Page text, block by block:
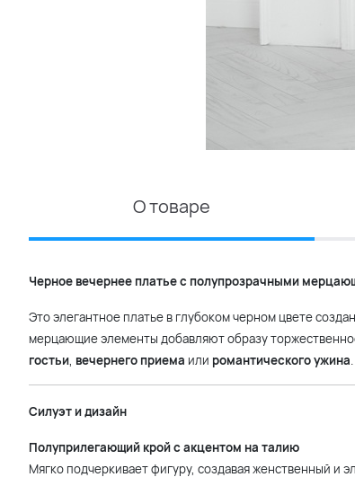
О товаре
Черное вечернее платье с полупрозрачными
Это элегантное платье в глубоком черном цвете
мерцающие элементы добавляют образу
гостьи, вечернего приема или романтического ужина.
Силуэт и дизайн
Полуприлегающий крой с акцентом на талию
Мягко подчеркивает фигуру, создавая женственный и